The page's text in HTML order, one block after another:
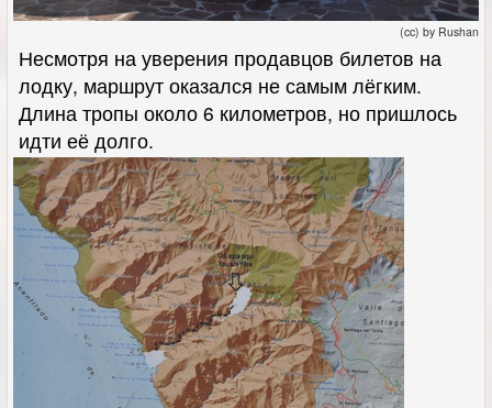
(cc) by Rushan
Несмотря на уверения продавцов билетов на
лодку, маршрут оказался не самым лёгким.
Длина тропы около 6 километров, но пришлось
идти её долго.